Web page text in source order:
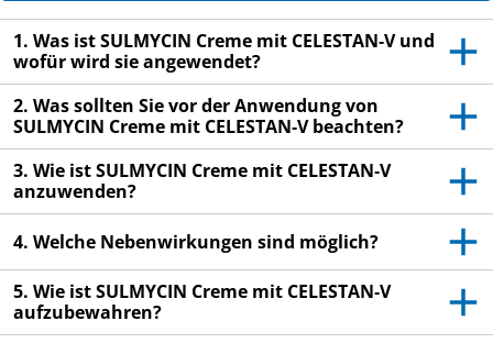
Wenn Sie weitere Fragen haben, wenden Sie sich
an Ihren Arzt oder Apotheker.
Dieses Arzneimittel wurde Ihnen persönlich
verschrieben. Geben Sie es nicht an Dritte weiter.
Es kann anderen Menschen schaden, auch wenn
diese dieselben Beschwerden haben wie Sie.
Wenn Sie Nebenwirkungen bemerken, wenden Sie
sich an Ihren Arzt oder Apotheker. Dies gilt auch
für Nebenwirkungen, die nicht in dieser
Packungsbeilage angegeben sind. Siehe Abschnitt
4.
1. Was ist SULMYCIN Creme mit CELESTAN‑V und
wofür wird sie angewendet?
2. Was sollten Sie vor der Anwendung von
SULMYCIN Creme mit CELESTAN‑V beachten?
3. Wie ist SULMYCIN Creme mit CELESTAN‑V
anzuwenden?
4. Welche Nebenwirkungen sind möglich?
5. Wie ist SULMYCIN Creme mit CELESTAN‑V
aufzubewahren?